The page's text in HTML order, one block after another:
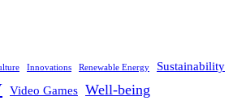
Innovations Renewable Energy Sustainability
Video Games Well-being